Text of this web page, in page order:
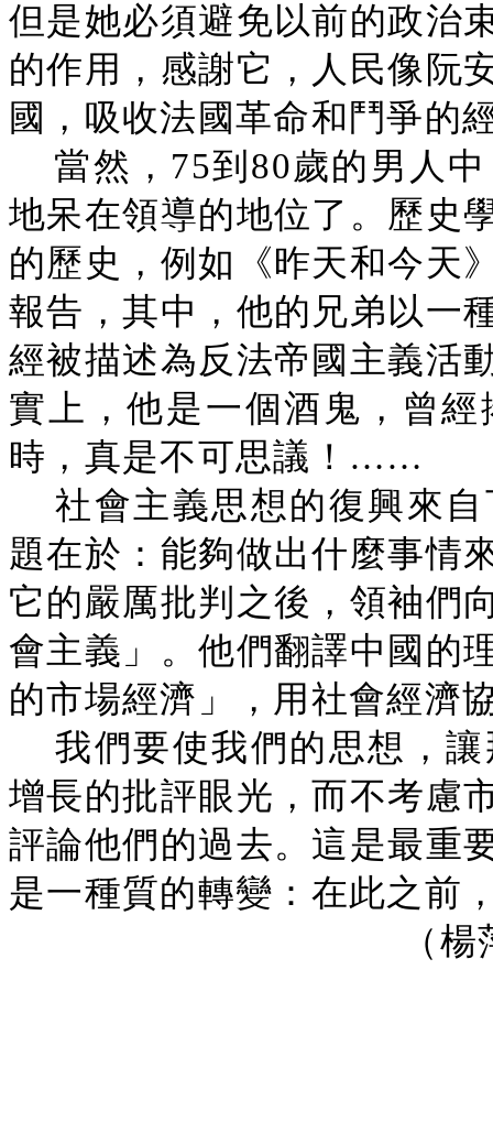
但是她必須避免以前的政治
的作用，感謝它，人民像阮
國，吸收法國革命和鬥爭的
當然，75到80歲的男人
地呆在領導的地位了。歷史
的歷史，例如《昨天和今天
報告，其中，他的兄弟以一
經被描述為反法帝國主義活
實上，他是一個酒鬼，曾
時，真是不可思議！……
社會主義思想的復興來
題在於：能夠做出什麼事情
它的嚴厲批判之後，領袖們
會主義」。他們翻譯中國的
的市場經濟」，用社會經濟
我們要使我們的思想，
增長的批評眼光，而不考慮
評論他們的過去。這是最重
是一種質的轉變：在此之前
（